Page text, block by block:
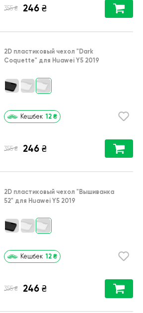
355 ₴ 246 ₴
2D пластиковый чехол "Dark
Coquette" для Huawei Y5 2019
Кешбек 12 ₴
355 ₴ 246 ₴
2D пластиковый чехол "Вышиванка
52" для Huawei Y5 2019
Кешбек 12 ₴
355 ₴ 246 ₴